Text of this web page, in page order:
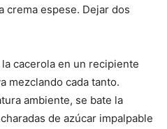
crema espese. Dejar dos
cacerola en un recipiente
mezclando cada tanto.
ambiente, se bate la
de azúcar impalpable